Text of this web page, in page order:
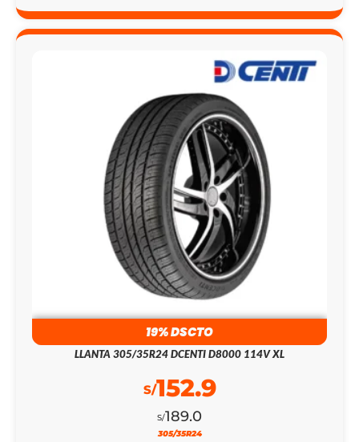
19% DSCTO
LLANTA 305/35R24 DCENTI D8000 114V XL
S/189.0
S/152.9
305/35R24